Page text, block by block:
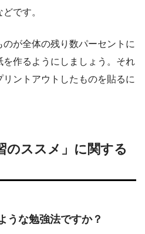
です。
が全体の残り数パーセントに
作るようにしましょう。それ
ントアウトしたものを貼るに
のススメ」に関する
うな勉強法ですか？